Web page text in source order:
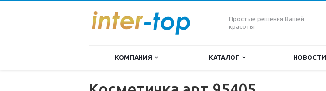
Простые решения Вашей
красоты
КОМПАНИЯ КАТАЛОГ НОВОСТИ